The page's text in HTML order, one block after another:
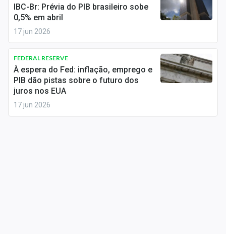
IBC-Br: Prévia do PIB brasileiro sobe
0,5% em abril
17 jun 2026
FEDERAL RESERVE
À espera do Fed: inflação, emprego e
PIB dão pistas sobre o futuro dos
juros nos EUA
17 jun 2026